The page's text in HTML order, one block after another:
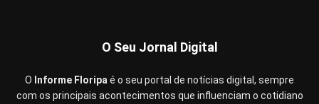
O Seu Jornal Digital
O Informe Floripa é o seu portal de notícias digital, sempre
com os principais acontecimentos que influenciam o cotidiano